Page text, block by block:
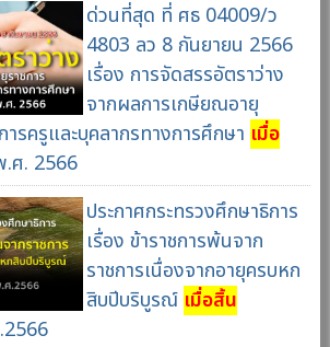
ด่วนที่สุด ที่ ศธ 04009/ว
4803 ลว 8 กันยายน 2566
เรื่อง การจัดสรรอัตราว่าง
จากผลการเกษียณอายุ
ารครูและบุคลากรทางการศึกษา เมื่อ
ศ. 2566
ประกาศกระทรวงศึกษาธิการ
เรื่อง ข้าราชการพ้นจาก
ราชการเนื่องจากอายุครบหก
สิบปีบริบูรณ์ เมื่อสิ้น